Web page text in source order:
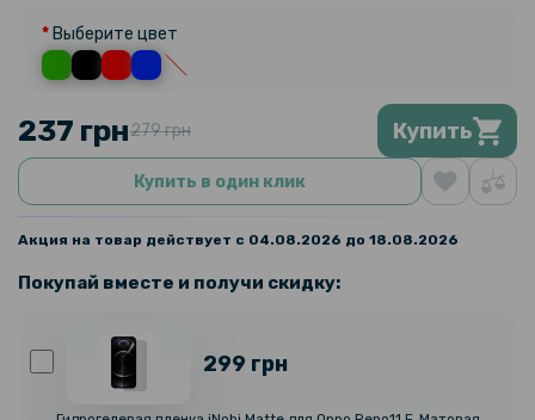
Выберите цвет
237 грн279 грн Купить
Купить в один клик
Акция на товар действует с 04.08.2026 до 18.08.2026
Покупай вместе и получи скидку:
299 грн